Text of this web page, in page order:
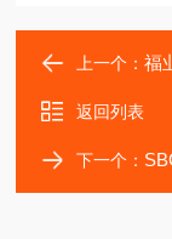
上一个：福
返回列表
下一个：